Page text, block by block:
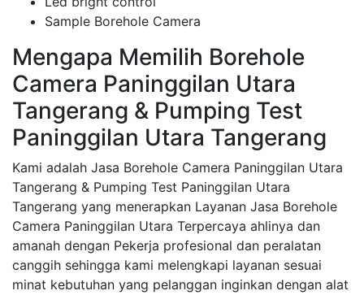
Sample Borehole Camera
Mengapa Memilih Borehole
Camera Paninggilan Utara
Tangerang & Pumping Test
Paninggilan Utara Tangerang
Kami adalah Jasa Borehole Camera Paninggilan Utara
Tangerang & Pumping Test Paninggilan Utara
Tangerang yang menerapkan Layanan Jasa Borehole
Camera Paninggilan Utara Terpercaya ahlinya dan
amanah dengan Pekerja profesional dan peralatan
canggih sehingga kami melengkapi layanan sesuai
minat kebutuhan yang pelanggan inginkan dengan alat